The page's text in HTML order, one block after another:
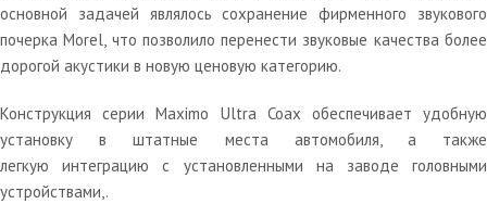
основной задачей являлось сохранение фирменного звукового
почерка Morel, что позволило перенести звуковые качества более
дорогой акустики в новую ценовую категорию.
Конструкция серии Maximo Ultra Coax обеспечивает удобную
установку в штатные места автомобиля, а также
легкую интеграцию с установленными на заводе головными
устройствами,.